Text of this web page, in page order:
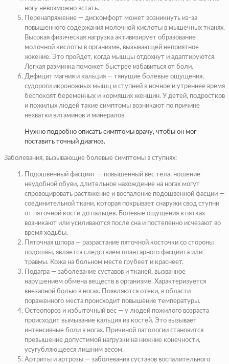
ногу невозможно встать.
Перенапряжение — дискомфорт может возникнуть из-за
повышенного содержания молочной кислоты в мышечных тканях.
Высокая физическая нагрузка активизирует образование
молочной кислоты в организме, вызывающей неприятное
жжение. Это пройдет, когда мышцы отдохнут и адаптируются.
Легкая разминка поможет быстрее избавиться от боли.
Дефицит магния и кальция — тянущие болевые ощущения,
судороги икроножных мышц и ступней в ночное и утреннее время
беспокоят беременных и кормящих женщин. У детей, подростков
и пожилых людей такие симптомы возникают по причине
нехватки витаминов и минералов.
Нужно подробно описать симптомы врачу, чтобы он мог
поставить точный диагноз.
Заболевания, вызывающие болевые симптомы в ступнях:
Подошвенный фасциит — повышенный вес тела, ношение
неудобной обуви, длительное нахождение на ногах могут
спровоцировать растяжение и воспаление подошвенной фасции —
соединительной ткани, которая покрывает снаружи свод ступни
от пяточной кости до пальцев. Болевые ощущения в пятках
возникают или усиливаются после сна и постепенно исчезают во
время ходьбы.
Пяточная шпора — разрастание пяточной косточки со стороны
подошвы, является следствием плантарного фасциита или
травмы. Кожа на больном месте грубеет и краснеет.
Подагра — заболевание суставов и тканей, вызванное
нарушением обмена веществ в организме. Характеризуется
внезапной болью в ногах. Появляются отеки, в области
пораженного места происходит повышение температуры.
Остеопороз и избыточный вес — у людей пожилого возраста
происходит вымывание кальция из костей. Это вызывает
интенсивные боли в ногах. Причиной патологии становится
превышение допустимой нагрузки на нижние конечности,
усугубляющееся лишним весом.
Артриты и артрозы — заболевания суставов воспалительного